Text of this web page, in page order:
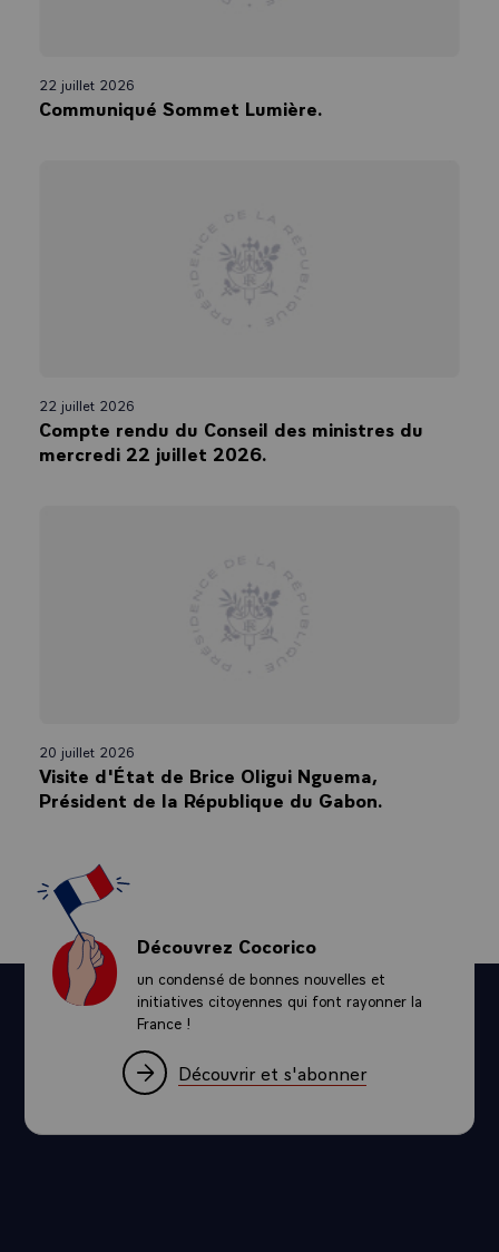
22 juillet 2026
Communiqué Sommet Lumière.
22 juillet 2026
Compte rendu du Conseil des ministres du
mercredi 22 juillet 2026.
20 juillet 2026
Visite d'État de Brice Oligui Nguema,
Président de la République du Gabon.
Découvrez Cocorico
un condensé de bonnes nouvelles et
initiatives citoyennes qui font rayonner la
France !
Découvrir et s'abonner